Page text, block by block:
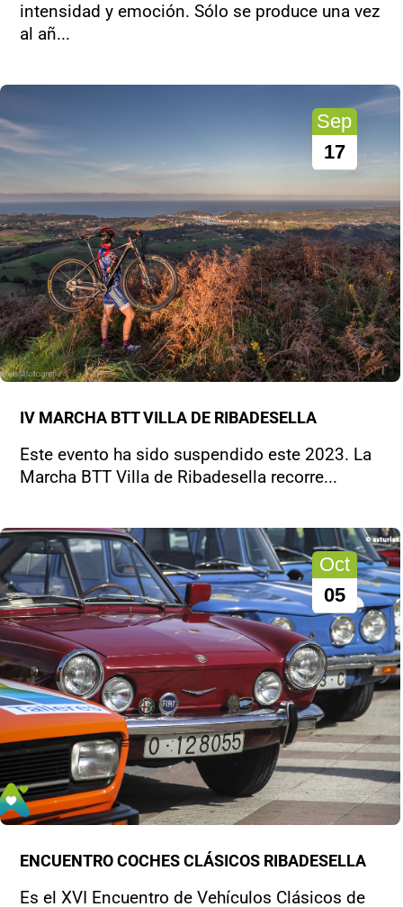
intensidad y emoción. Sólo se produce una vez
al añ...
Sep
17
IV MARCHA BTT VILLA DE RIBADESELLA
Este evento ha sido suspendido este 2023. La
Marcha BTT Villa de Ribadesella recorre...
Oct
05
ENCUENTRO COCHES CLÁSICOS RIBADESELLA
Es el XVI Encuentro de Vehículos Clásicos de